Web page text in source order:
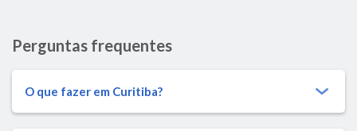
Perguntas frequentes
O que fazer em Curitiba?